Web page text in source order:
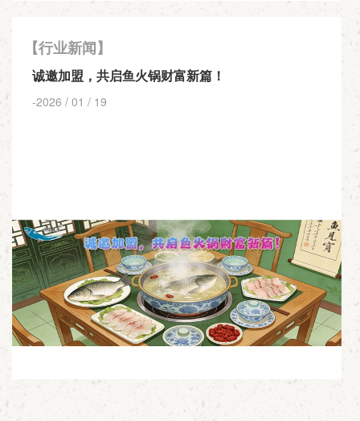
【行业新闻】
诚邀加盟，共启鱼火锅财富新篇！
-2026 / 01 / 19